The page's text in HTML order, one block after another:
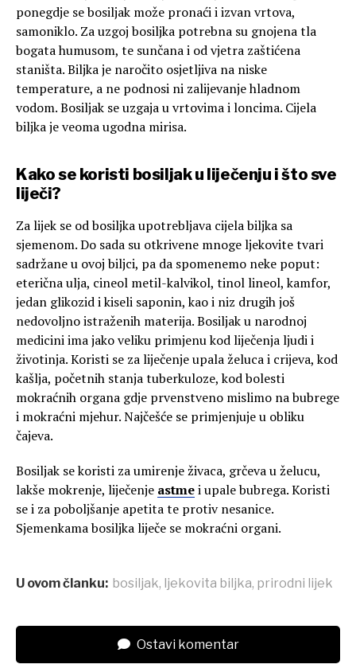
ponegdje se bosiljak može pronaći i izvan vrtova,
samoniklo. Za uzgoj bosiljka potrebna su gnojena tla
bogata humusom, te sunčana i od vjetra zaštićena
staništa. Biljka je naročito osjetljiva na niske
temperature, a ne podnosi ni zalijevanje hladnom
vodom. Bosiljak se uzgaja u vrtovima i loncima. Cijela
biljka je veoma ugodna mirisa.
Kako se koristi bosiljak u liječenju i što sve
liječi?
Za lijek se od bosiljka upotrebljava cijela biljka sa
sjemenom. Do sada su otkrivene mnoge ljekovite tvari
sadržane u ovoj biljci, pa da spomenemo neke poput:
eterična ulja, cineol metil-kalvikol, tinol lineol, kamfor,
jedan glikozid i kiseli saponin, kao i niz drugih još
nedovoljno istraženih materija. Bosiljak u narodnoj
medicini ima jako veliku primjenu kod liječenja ljudi i
životinja. Koristi se za liječenje upala želuca i crijeva, kod
kašlja, početnih stanja tuberkuloze, kod bolesti
mokraćnih organa gdje prvenstveno mislimo na bubrege
i mokraćni mjehur. Najčešće se primjenjuje u obliku
čajeva.
Bosiljak se koristi za umirenje živaca, grčeva u želucu,
lakše mokrenje, liječenje astmei upale bubrega. Koristi
se i za poboljšanje apetita te protiv nesanice.
Sjemenkama bosiljka liječe se mokraćni organi.
U ovom članku: bosiljak, ljekovita biljka, prirodni lijek
Ostavi komentar